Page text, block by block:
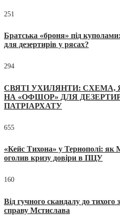
251
Братська «броня» під
для дезертирів у рясах?
294
СВЯТІ УХИЛЯНТИ: СХЕМА,
НА «ОФШОР» ДЛЯ
ПАТРІАРХАТУ
655
«Кейс Тихона» у Тернополі: як
оголив кризу довіри в ПЦУ
160
Від гучного скандалу до тихого
справу Мстислава